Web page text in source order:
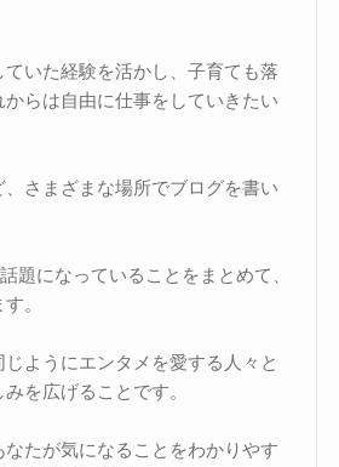
いた経験を活かし、子育ても落
らは自由に仕事をしていきたい
、さまざまな場所でブログを書い
題になっていることをまとめて、
。
ようにエンタメを愛する人々と
を広げることです。
たが気になることをわかりやす